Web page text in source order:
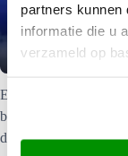
partners kunnen
informatie die u
verzameld op
Manuae
Een onbewoond atol
belangrijke
de centrale Grote